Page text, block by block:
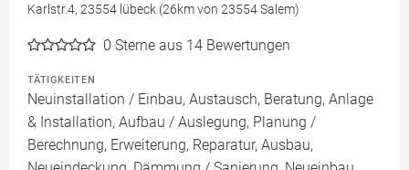
Karlstr.4, 23554 lübeck (26km von 23554 Salem)
0 Sterne aus 14 Bewertungen
TÄTIGKEITEN
Neuinstallation / Einbau, Austausch, Beratung, Anlage
& Installation, Aufbau / Auslegung, Planung /
Berechnung, Erweiterung, Reparatur, Ausbau,